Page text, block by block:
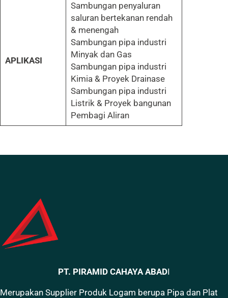
APLIKASI
Sambungan penyaluran
saluran bertekanan rendah
& menengah
Sambungan pipa industri
Minyak dan Gas
Sambungan pipa industri
Kimia & Proyek Drainase
Sambungan pipa industri
Listrik & Proyek bangunan
Pembagi Aliran
PT. PIRAMID CAHAYA ABADI
Merupakan Supplier Produk Logam berupa Pipa dan Plat